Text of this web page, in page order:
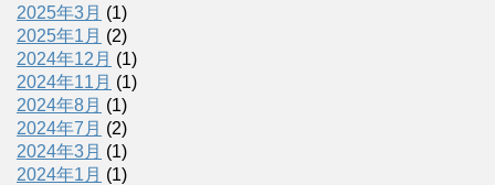
2025年3月 (1)
2025年1月 (2)
2024年12月 (1)
2024年11月 (1)
2024年8月 (1)
2024年7月 (2)
2024年3月 (1)
2024年1月 (1)